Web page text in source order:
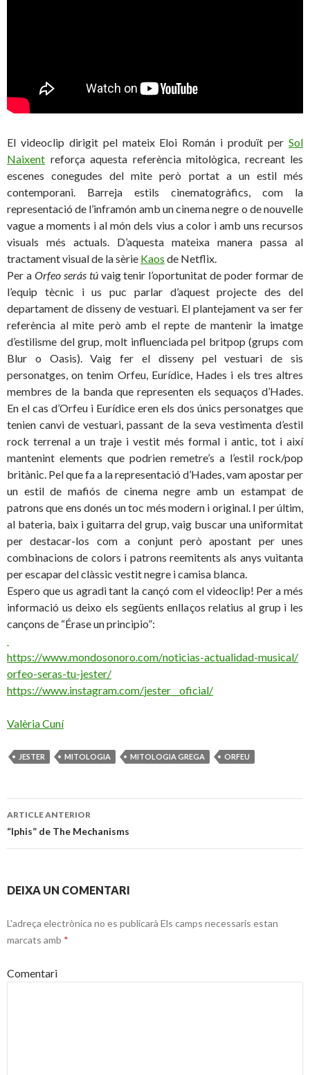
El videoclip dirigit pel mateix Eloi Román i produït per Sol
Naixent reforça aquesta referència mitològica, recreant les
escenes conegudes del mite però portat a un estil més
contemporani. Barreja estils cinematogràfics, com la
representació de l’inframón amb un cinema negre o de nouvelle
vague a moments i al món dels vius a color i amb uns recursos
visuals més actuals. D’aquesta mateixa manera passa al
tractament visual de la sèrie Kaos de Netflix.
Per a Orfeo serás túvaig tenir l’oportunitat de poder formar de
l’equip tècnic i us puc parlar d’aquest projecte des del
departament de disseny de vestuari. El plantejament va ser fer
referència al mite però amb el repte de mantenir la imatge
d’estilisme del grup, molt influenciada pel britpop (grups com
Blur o Oasis). Vaig fer el disseny pel vestuari de sis
personatges, on tenim Orfeu, Eurídice, Hades i els tres altres
membres de la banda que representen els sequaços d’Hades.
En el cas d’Orfeu i Eurídice eren els dos únics personatges que
tenien canvi de vestuari, passant de la seva vestimenta d’estil
rock terrenal a un traje i vestit més formal i antic, tot i així
mantenint elements que podrien remetre’s a l’estil rock/pop
britànic. Pel que fa a la representació d’Hades, vam apostar per
un estil de mafiós de cinema negre amb un estampat de
patrons que ens donés un toc més modern i original. I per últim,
al bateria, baix i guitarra del grup, vaig buscar una uniformitat
per destacar-los com a conjunt però apostant per unes
combinacions de colors i patrons reemitents als anys vuitanta
per escapar del clàssic vestit negre i camisa blanca.
Espero que us agradi tant la cançó com el videoclip! Per a més
informació us deixo els següents enllaços relatius al grup i les
cançons de “Érase un principio”:
https://www.mondosonoro.com/noticias-actualidad-musical/
orfeo-seras-tu-jester/
https://www.instagram.com/jester__oficial/
Valèria Cuní
JESTER MITOLOGIA MITOLOGIA GREGA ORFEU
Navegació
articles
ARTICLE ANTERIOR
“Iphis” de The Mechanisms
DEIXA UN COMENTARI
L'adreça electrònica no es publicarà Els camps necessaris estan
marcats amb *
Comentari